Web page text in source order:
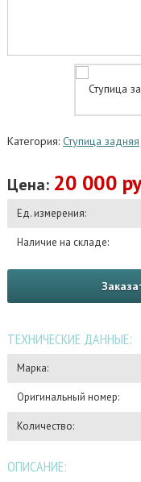
Категория: Ступица задняя
Цена: 20 000
Ед. измерения:
Наличие на складе:
ТЕХНИЧЕСКИЕ ДАННЫЕ:
Марка:
Оригинальный номер:
Количество:
ОПИСАНИЕ: